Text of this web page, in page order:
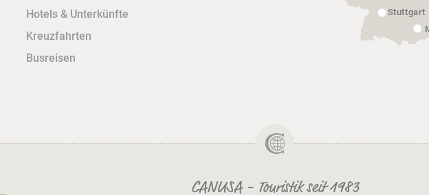
Hotels & Unterkünfte
Kreuzfahrten
Busreisen
Stuttgart
CANUSA - Touristik seit 1983